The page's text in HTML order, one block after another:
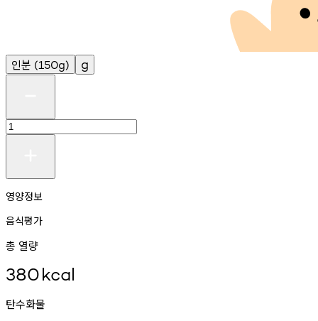
인분 (150g) g
영양정보
음식평가
총 열량
380kcal
탄수화물